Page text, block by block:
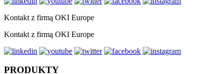
Kontakt z firmą OKI Europe
Kontakt z firmą OKI Europe
PRODUKTY